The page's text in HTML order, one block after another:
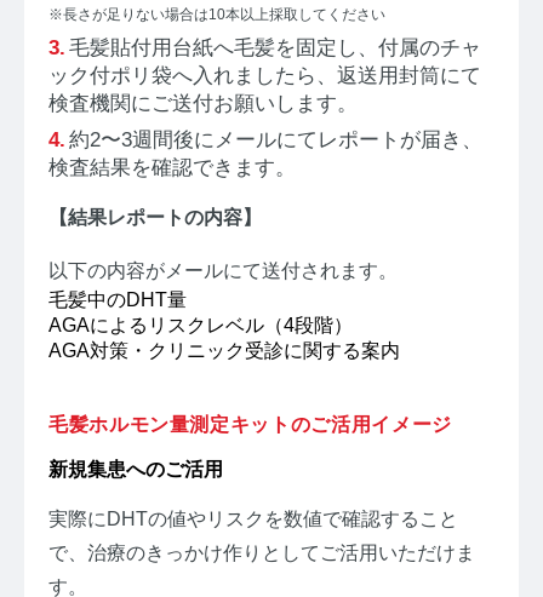
お問い合わせ
プライバシーポリシー サイトマップ
※長さが足りない場合は10本以上採取してください
毛髪貼付用台紙へ毛髪を固定し、付属のチャ
ック付ポリ袋へ入れましたら、返送用封筒にて
検査機関にご送付お願いします。
約2〜3週間後にメールにてレポートが届き、
検査結果を確認できます。
【結果レポートの内容】
以下の内容がメールにて送付されます。
毛髪中のDHT量
AGAによるリスクレベル（4段階）
AGA対策・クリニック受診に関する案内
毛髪ホルモン量測定キットのご活用イメージ
新規集患へのご活用
実際にDHTの値やリスクを数値で確認すること
で、治療のきっかけ作りとしてご活用いただけま
す。